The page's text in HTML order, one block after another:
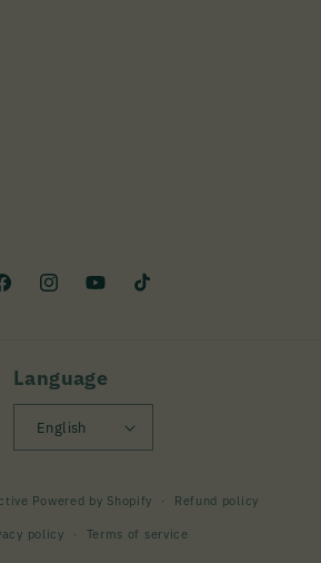
InstagramYouTubeTikTok
Language
English
methods
Powered by Shopify Refund policy
policy Terms of service